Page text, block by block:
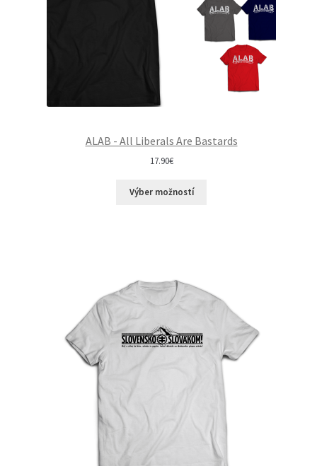
ALAB - All Liberals Are Bastards
17.90€
Výber možností